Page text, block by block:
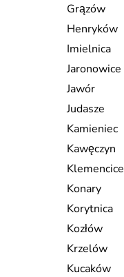
Grązów
Henryków
Imielnica
Jaronowice
Jawór
Judasze
Kamieniec
Kawęczyn
Klemencice
Konary
Korytnica
Kozłów
Krzelów
Kucaków